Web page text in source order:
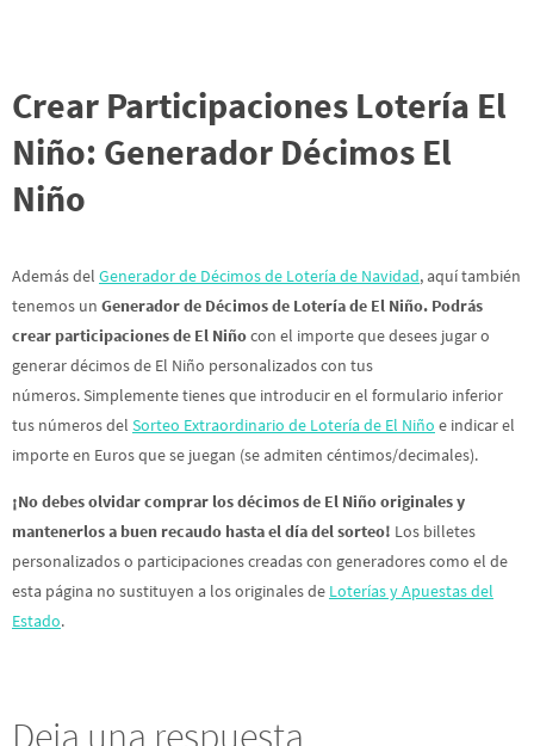
Crear Participaciones Lotería El
Niño: Generador Décimos El
Niño
Además del Generador de Décimos de Lotería de Navidad, aquí también
tenemos un Generador de Décimos de Lotería de El Niño. Podrás
crear participaciones de El Niñocon el importe que desees jugar o
generar décimos de El Niño personalizados con tus
números. Simplemente tienes que introducir en el formulario inferior
tus números del Sorteo Extraordinario de Lotería de El Niño e indicar el
importe en Euros que se juegan (se admiten céntimos/decimales).
¡No debes olvidar comprar los décimos de El Niño originales y
mantenerlos a buen recaudo hasta el día del sorteo! Los billetes
personalizados o participaciones creadas con generadores como el de
esta página no sustituyen a los originales de Loterías y Apuestas del
Estado.